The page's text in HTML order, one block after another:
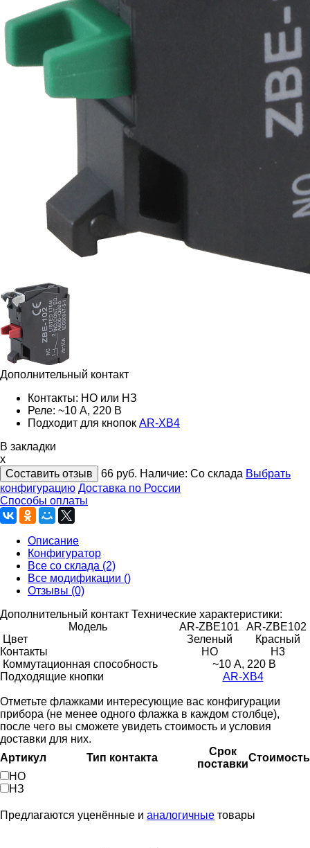
Дополнительный контакт
Контакты: НО или НЗ
Реле: ~10 А, 220 В
Подходит для кнопок AR-XB4
В закладки
x
Составить отзыв
66 руб. Наличие: Со склада Выбрать
конфигурацию Доставка по России
Способы оплаты
Описание
Конфигуратор
Все со склада (2)
Все модификации ()
Отзывы (0)
Дополнительный контакт Технические характеристики:
Модель
AR-ZBE101
AR-ZBE102
Цвет
Зеленый
Красный
Контакты
HO
H3
Коммутационная способность
~10 А, 220 В
Подходящие кнопки
AR-XB4
Отметьте флажками интересующие вас конфигурации
прибора (не менее одного флажка в каждом столбце),
после чего вы сможете увидеть стоимость и условия
доставки для них.
Артикул
Тип контакта
Срок
поставки
Стоимость
НО
НЗ
Предлагаются уценённые и аналогичные товары